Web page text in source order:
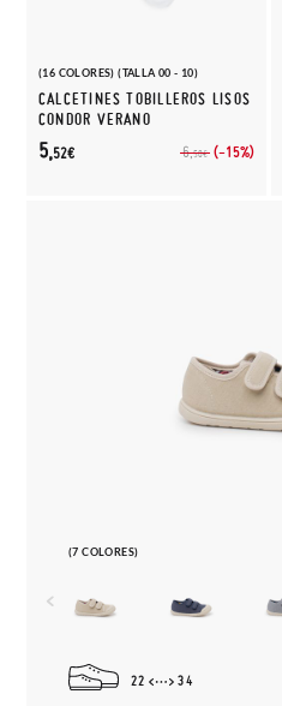
(16 COLORES) (TALLA 00 - 10)
CALCETINES TOBILLEROS LISOS
CONDOR VERANO
6,50€ (-15%)
5,52€
(7 COLORES)
22 34